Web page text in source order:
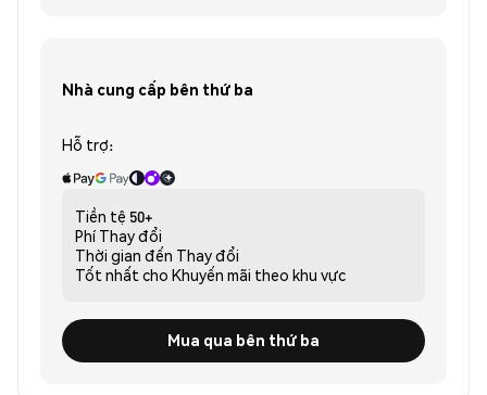
Nhà cung cấp bên thứ ba
Hỗ trợ:
Tiền tệ 50+
Phí Thay đổi
Thời gian đến Thay đổi
Tốt nhất cho Khuyến mãi theo khu vực
Mua qua bên thứ ba